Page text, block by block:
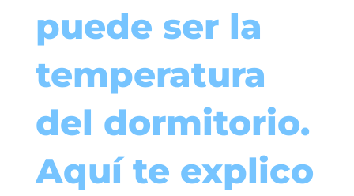
puede ser la
temperatura
del dormitorio.
Aquí te explico